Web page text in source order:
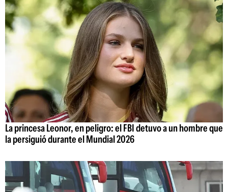
La princesa Leonor, en peligro: el FBI detuvo a un hombre que
la persiguió durante el Mundial 2026